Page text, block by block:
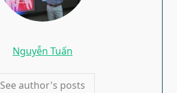
Nguyễn Tuấn
See author's posts